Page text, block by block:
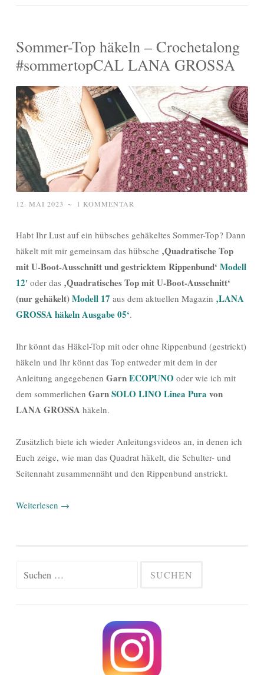
Sommer-Top häkeln – Crochetalong
#sommertopCAL LANA GROSSA
12. MAI 2023 ~ 1 KOMMENTAR
Habt Ihr Lust auf ein hübsches gehäkeltes Sommer-Top? Dann
häkelt mit mir gemeinsam das hübsche ‚Quadratische Top
mit U-Boot-Ausschnitt und gestricktem Rippenbund‘ Modell
12′ oder das ‚Quadratisches Top mit U-Boot-Ausschnitt‘
(nur gehäkelt)Modell 17 aus dem aktuellen Magazin ‚LANA
GROSSA häkeln Ausgabe 05‘.
Ihr könnt das Häkel-Top mit oder ohne Rippenbund (gestrickt)
häkeln und Ihr könnt das Top entweder mit dem in der
Anleitung angegebenen GarnECOPUNO oder wie ich mit
dem sommerlichen GarnSOLO LINO Linea Pura von
LANA GROSSA häkeln.
Zusätzlich biete ich wieder Anleitungsvideos an, in denen ich
Euch zeige, wie man das Quadrat häkelt, die Schulter- und
Seitennaht zusammennäht und den Rippenbund anstrickt.
Weiterlesen →
Suchen